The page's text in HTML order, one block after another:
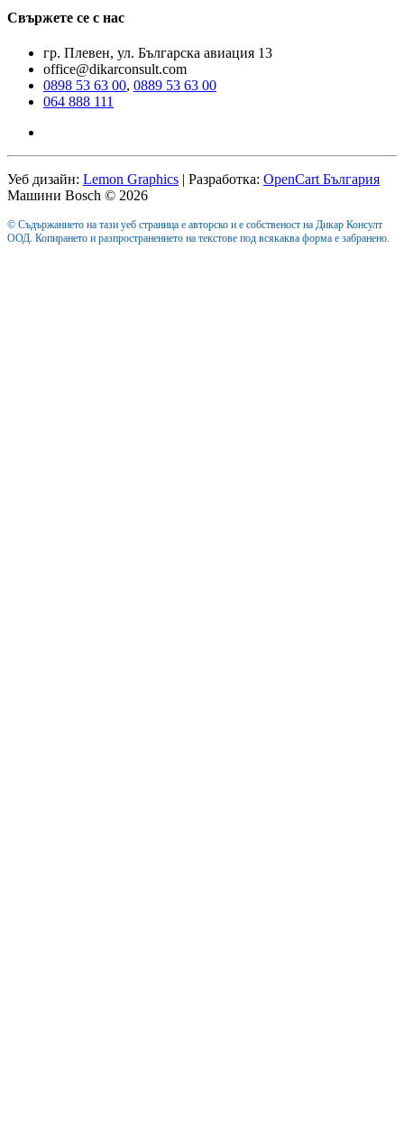
Свържете се с нас
гр. Плевен, ул. Българска авиация 13
office@dikarconsult.com
0898 53 63 00, 0889 53 63 00
064 888 111
Уеб дизайн: Lemon Graphics | Разработка: OpenCart България
Машини Bosch © 2026
© Съдържанието на тази уеб страница е авторско и е собственост на Дикар Консулт
ООД. Копирането и разпространението на текстове под всякаква форма е забранено.